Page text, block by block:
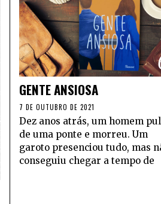
GENTE ANSIOSA
7 DE OUTUBRO DE 2021
Dez anos atrás, um homem
de uma ponte e morreu. Um
garoto presenciou tudo, mas
conseguiu chegar a tempo de